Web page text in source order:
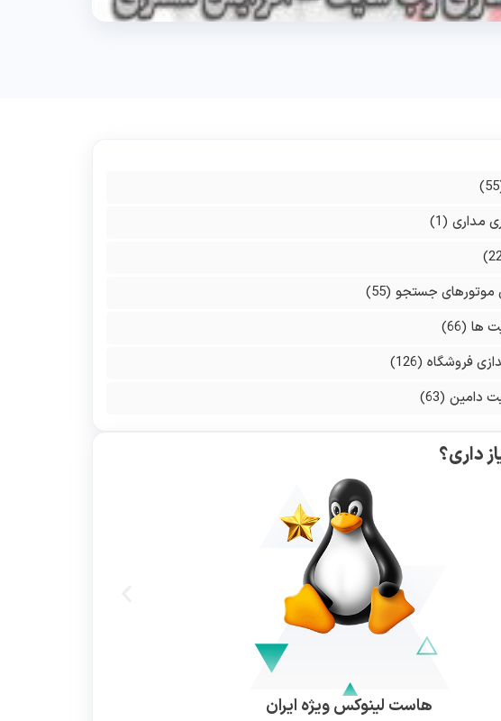
مداری (1)
موتورهای جستجو (55)
ها (66)
فروشگاه (126)
دامین (63)
داری؟
هاست لینوکس ویژه ایران